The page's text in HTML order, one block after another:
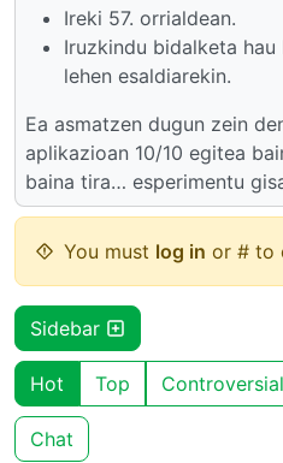
Ireki 57. orrialdean.
Iruzkindu bidalketa
lehen esaldiarekin.
Ea asmatzen dugun zein
aplikazioan 10/10 egitea
baina tira… esperimentu
You must log in or # to
Sidebar
Hot Top Controversial
Chat